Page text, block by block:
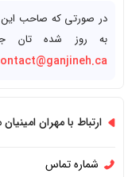
در صورتی که صاحب این
به روز شده تان
ارتباط با مهران
شماره تماس